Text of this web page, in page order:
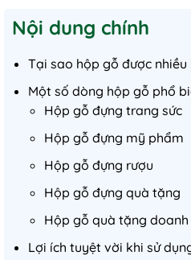
Nội dung chính
Tại sao hộp gỗ được
Một số dòng hộp gỗ phổ
Hộp gỗ đựng trang sức
Hộp gỗ đựng mỹ phẩm
Hộp gỗ đựng rượu
Hộp gỗ đựng quà tặng
Hộp gỗ quà tặng doanh
Lợi ích tuyệt vời khi sử